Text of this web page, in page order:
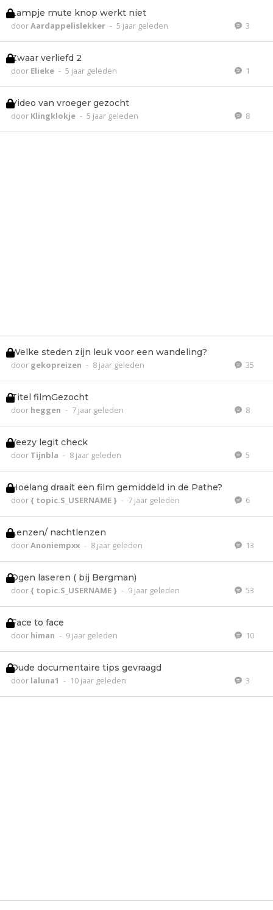
Lampje mute knop werkt niet
doorAardappelislekker - 5 jaar geleden 3
Zwaar verliefd 2
door Elieke - 5 jaar geleden 1
Video van vroeger gezocht
door Klingklokje - 5 jaar geleden 8
Welke steden zijn leuk voor een wandeling?
door gekopreizen - 8 jaar geleden 35
Titel filmGezocht
door heggen - 7 jaar geleden 8
Yeezy legit check
door Tijnbla - 8 jaar geleden 5
Hoelang draait een film gemiddeld in de Pathe?
door{ topic.S_USERNAME } - 7 jaar geleden 6
Lenzen/ nachtlenzen
doorAnoniempxx - 8 jaar geleden 13
Ogen laseren ( bij Bergman)
door{ topic.S_USERNAME } - 9 jaar geleden 53
Face to face
door himan - 9 jaar geleden 10
Oude documentaire tips gevraagd
door laluna1 - 10 jaar geleden 3